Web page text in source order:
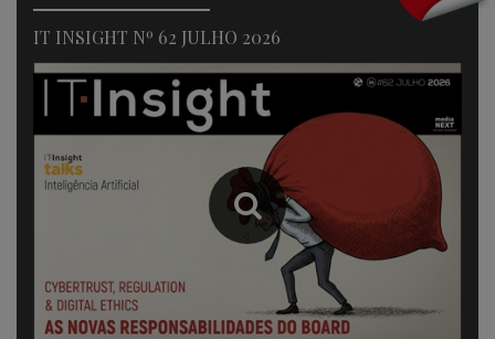
IT INSIGHT Nº 62 JULHO 2026